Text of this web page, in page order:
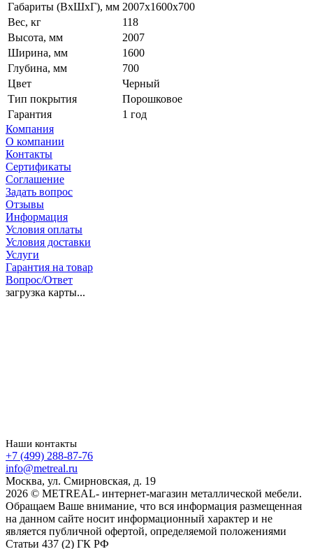
Габариты (ВxШxГ), мм 2007x1600x700
Вес, кг
118
Высота, мм
2007
Ширина, мм
1600
Глубина, мм
700
Цвет
Черный
Тип покрытия
Порошковое
Гарантия
1 год
Компания
О компании
Контакты
Сертификаты
Соглашение
Задать вопрос
Отзывы
Информация
Условия оплаты
Условия доставки
Услуги
Гарантия на товар
Вопрос/Ответ
загрузка карты...
Наши контакты
+7 (499) 288-87-76
info@metreal.ru
Москва, ул. Смирновская, д. 19
2026 © METREAL- интернет-магазин металлической мебели.
Обращаем Ваше внимание, что вся информация размещенная
на данном сайте носит информационный характер и не
является публичной офертой, определяемой положениями
Статьи 437 (2) ГК РФ